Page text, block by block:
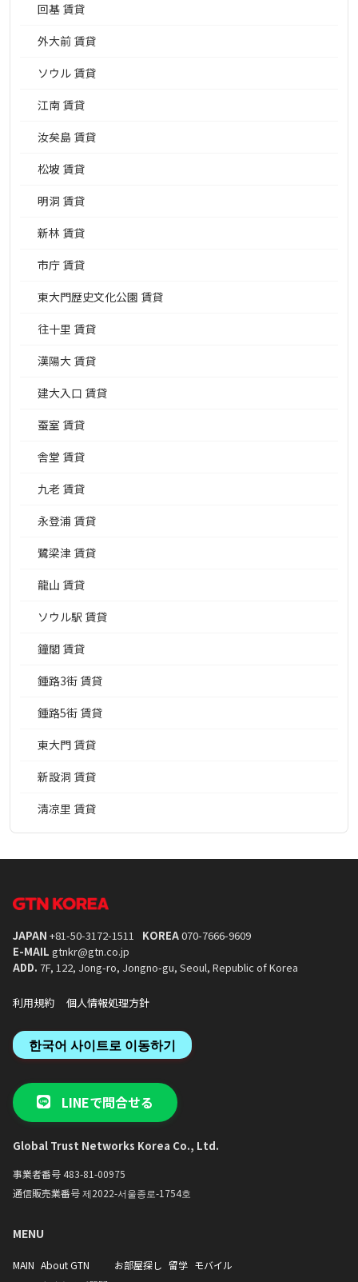
回基 賃貸
外大前 賃貸
ソウル 賃貸
江南 賃貸
汝矣島 賃貸
松坡 賃貸
明洞 賃貸
新林 賃貸
市庁 賃貸
東大門歴史文化公園 賃貸
往十里 賃貸
漢陽大 賃貸
建大入口 賃貸
蚕室 賃貸
舎堂 賃貸
九老 賃貸
永登浦 賃貸
鷺梁津 賃貸
龍山 賃貸
ソウル駅 賃貸
鐘閣 賃貸
鍾路3街 賃貸
鍾路5街 賃貸
東大門 賃貸
新設洞 賃貸
淸凉里 賃貸
JAPAN +81-50-3172-1511 KOREA070-7666-9609
E-MAIL gtnkr@gtn.co.jp
ADD. 7F, 122, Jong-ro, Jongno-gu, Seoul, Republic of Korea
利用規約 個人情報処理方針
한국어 사이트로 이동하기
LINEで問合せる
Global Trust Networks Korea Co., Ltd.
事業者番号 483-81-00975
通信販売業番号 제2022-서울종로-1754호
MENU
MAIN About GTN
お部屋探し 留学 モバイル